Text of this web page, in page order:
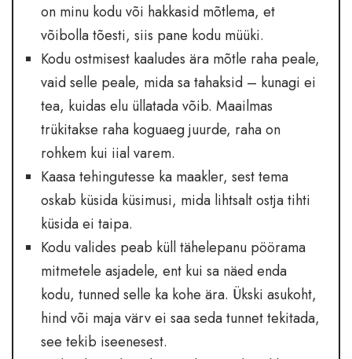
on minu kodu või hakkasid mõtlema, et
võibolla tõesti, siis pane kodu müüki.
Kodu ostmisest kaaludes ära mõtle raha peale,
vaid selle peale, mida sa tahaksid – kunagi ei
tea, kuidas elu üllatada võib. Maailmas
trükitakse raha koguaeg juurde, raha on
rohkem kui iial varem.
Kaasa tehingutesse ka maakler, sest tema
oskab küsida küsimusi, mida lihtsalt ostja tihti
küsida ei taipa.
Kodu valides peab küll tähelepanu pöörama
mitmetele asjadele, ent kui sa näed enda
kodu, tunned selle ka kohe ära. Ükski asukoht,
hind või maja värv ei saa seda tunnet tekitada,
see tekib iseenesest.